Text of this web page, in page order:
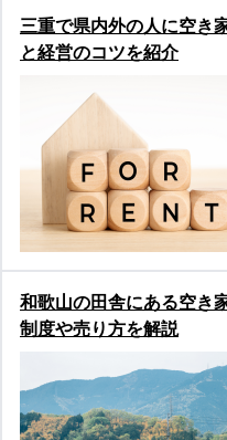
三重で県内外の人に空き
と経営のコツを紹介
和歌山の田舎にある空き
制度や売り方を解説